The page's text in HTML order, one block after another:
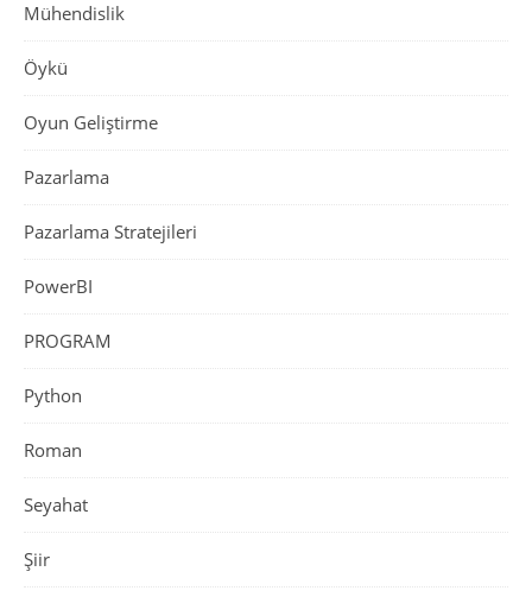
Mühendislik
Öykü
Oyun Geliştirme
Pazarlama
Pazarlama Stratejileri
PowerBI
PROGRAM
Python
Roman
Seyahat
Şiir